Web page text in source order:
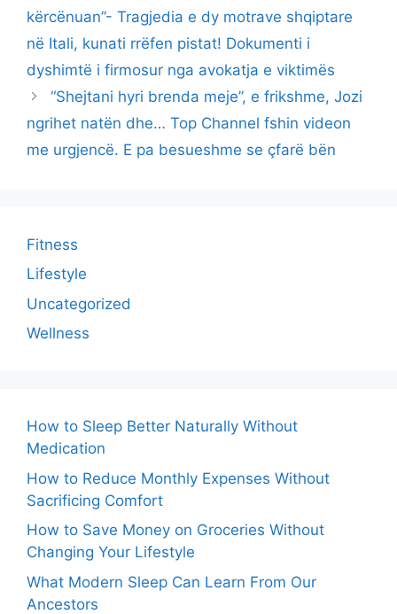
kërcënuan”- Tragjedia e dy motrave shqiptare
në Itali, kunati rrëfen pistat! Dokumenti i
dyshimtë i firmosur nga avokatja e viktimës
“Shejtani hyri brenda meje”, e frikshme, Jozi
ngrihet natën dhe… Top Channel fshin videon
me urgjencë. E pa besueshme se çfarë bën
Fitness
Lifestyle
Uncategorized
Wellness
How to Sleep Better Naturally Without
Medication
How to Reduce Monthly Expenses Without
Sacrificing Comfort
How to Save Money on Groceries Without
Changing Your Lifestyle
What Modern Sleep Can Learn From Our
Ancestors